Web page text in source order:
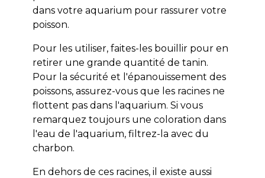
dans votre aquarium pour rassurer votre
poisson.
Pour les utiliser, faites-les bouillir pour en
retirer une grande quantité de tanin.
Pour la sécurité et l'épanouissement des
poissons, assurez-vous que les racines ne
flottent pas dans l'aquarium. Si vous
remarquez toujours une coloration dans
l'eau de l'aquarium, filtrez-la avec du
charbon.
En dehors de ces racines, il existe aussi